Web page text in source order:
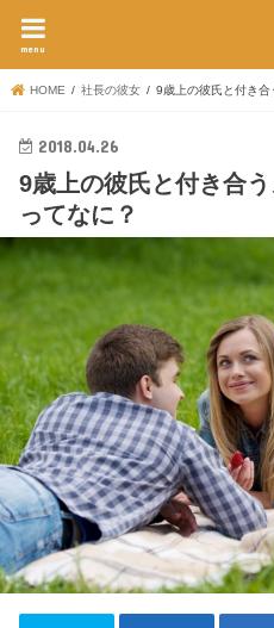
menu
HOME 社長の彼女 9歳上の彼氏と付き合
2018.04.26
9歳上の彼氏と付き合
ってなに？